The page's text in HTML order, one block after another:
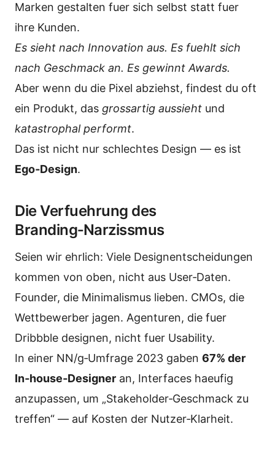
Marken gestalten fuer sich selbst statt fuer
ihre Kunden.
Es sieht nach Innovation aus. Es fuehlt sich
nach Geschmack an. Es gewinnt Awards.
Aber wenn du die Pixel abziehst, findest du oft
ein Produkt, das grossartig aussieht und
katastrophal performt.
Das ist nicht nur schlechtes Design — es ist
Ego‑Design.
Die Verfuehrung des
Branding‑Narzissmus
Seien wir ehrlich: Viele Designentscheidungen
kommen von oben, nicht aus User‑Daten.
Founder, die Minimalismus lieben. CMOs, die
Wettbewerber jagen. Agenturen, die fuer
Dribbble designen, nicht fuer Usability.
In einer NN/g‑Umfrage 2023 gaben 67% der
In‑house‑Designer an, Interfaces haeufig
anzupassen, um „Stakeholder‑Geschmack zu
treffen“ — auf Kosten der Nutzer‑Klarheit.